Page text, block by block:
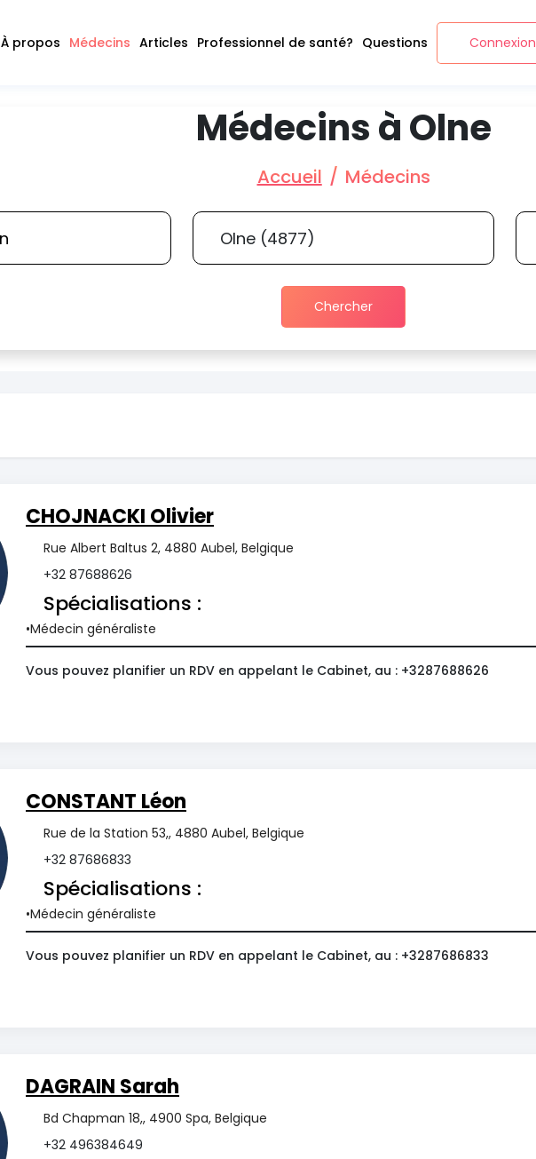
À propos Médecins Articles Professionnel de santé? Questions Connexion
Médecins à Olne
Accueil Médecins
Chercher
CHOJNACKI Olivier
Rue Albert Baltus 2, 4880 Aubel, Belgique
+32 87688626
Spécialisations :
Médecin généraliste
Vous pouvez planifier un RDV en appelant le Cabinet, au : +3287688626
CONSTANT Léon
Rue de la Station 53,, 4880 Aubel, Belgique
+32 87686833
Spécialisations :
Médecin généraliste
Vous pouvez planifier un RDV en appelant le Cabinet, au : +3287686833
DAGRAIN Sarah
Bd Chapman 18,, 4900 Spa, Belgique
+32 496384649